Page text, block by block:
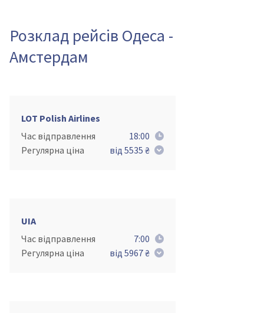
Розклад рейсів Одеса -
Амстердам
LOT Polish Airlines
Час відправлення
18:00
Регулярна ціна
від 5535 ₴
UIA
Час відправлення
7:00
Регулярна ціна
від 5967 ₴